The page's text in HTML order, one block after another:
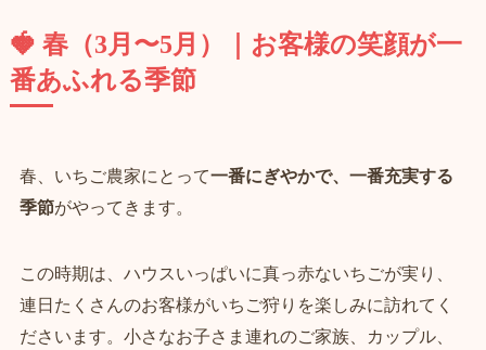
🍓 春（3月〜5月）｜お客様の笑顔が一
番あふれる季節
春、いちご農家にとって一番にぎやかで、一番充実する
季節がやってきます。
この時期は、ハウスいっぱいに真っ赤ないちごが実り、
連日たくさんのお客様がいちご狩りを楽しみに訪れてく
ださいます。小さなお子さま連れのご家族、カップル、